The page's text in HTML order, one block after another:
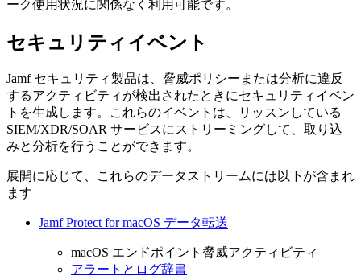
ーク使用状況に関係なく利用可能です。
セキュリティイベント
Jamf セキュリティ製品は、脅威ポリシーまたは分析に違反
するアクティビティが検出されたときにセキュリティイベン
トを生成します。これらのイベントは、リッスンしている
SIEM/XDR/SOAR サービスにストリーミングして、取り込
みと分析を行うことができます。
展開に応じて、これらのデータストリームには以下が含まれ
ます
Jamf Protect for macOS データ転送
macOS エンドポイント脅威アクティビティ
アラートとログ辞書